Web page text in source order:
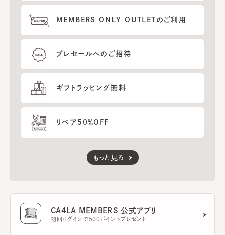
MEMBERS ONLY OUTLETのご利用
プレセールへのご招待
ギフトラッピング無料
リペア50％OFF
もっと見る
CA4LA MEMBERS 公式アプリ
初回ログインで500ポイントプレゼント！